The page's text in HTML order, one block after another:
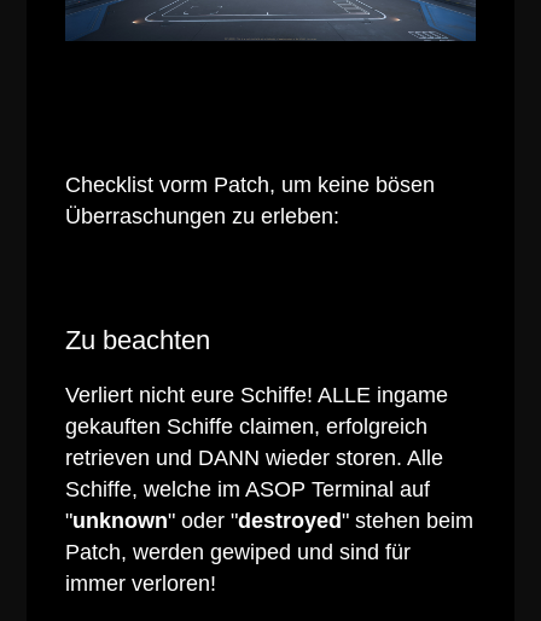
Checklist vorm Patch, um keine bösen
Überraschungen zu erleben:
Zu beachten
Verliert nicht eure Schiffe! ALLE ingame
gekauften Schiffe claimen, erfolgreich
retrieven und DANN wieder storen. Alle
Schiffe, welche imASOP Terminal auf
"unknown" oder "destroyed" stehen beim
Patch, werden gewiped und sind für
immer verloren!